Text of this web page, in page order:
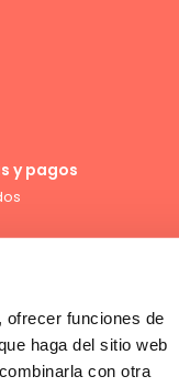
ofrecer funciones de
haga del sitio web
con otra
y pagos
Compra con